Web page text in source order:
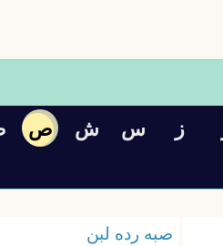
ز س ش ص
صبه رده لبن